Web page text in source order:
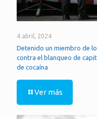
4 abril, 2024
Detenido un miembro de
contra el blanqueo de
de cocaína
Ver más